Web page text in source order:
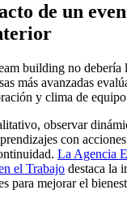
de un
building no debería
más avanzadas
y clima de
observar
con
La Agencia
el Trabajo destaca la
para mejorar el